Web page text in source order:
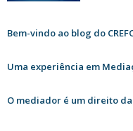
Bem-vindo ao blog do
Uma experiência em
O mediador é um direito